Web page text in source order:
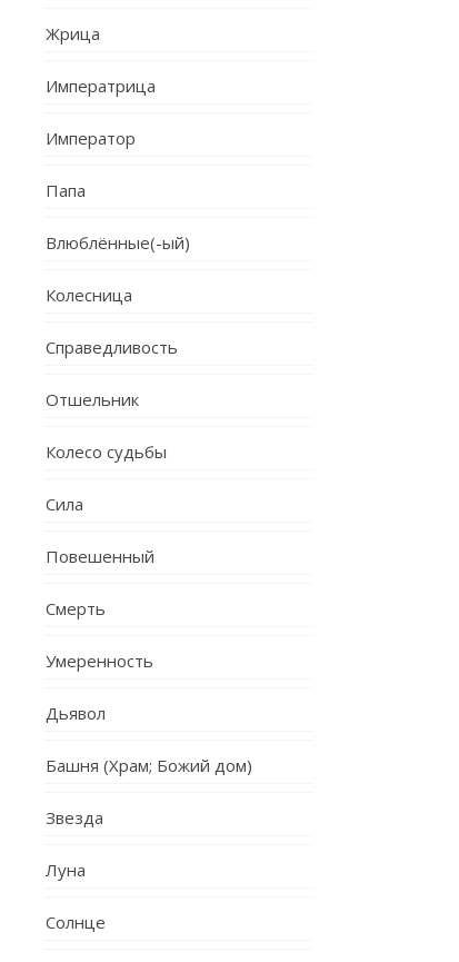
Жрица
Императрица
Император
Папа
Влюблённые(-ый)
Колесница
Справедливость
Отшельник
Колесо судьбы
Сила
Повешенный
Смерть
Умеренность
Дьявол
Башня (Храм; Божий дом)
Звезда
Луна
Солнце